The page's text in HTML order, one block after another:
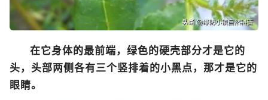
在它身体的最前端，绿色的硬壳部分才是它的
头，头部两侧各有三个竖排着的小黑点，那才是它的
眼睛。